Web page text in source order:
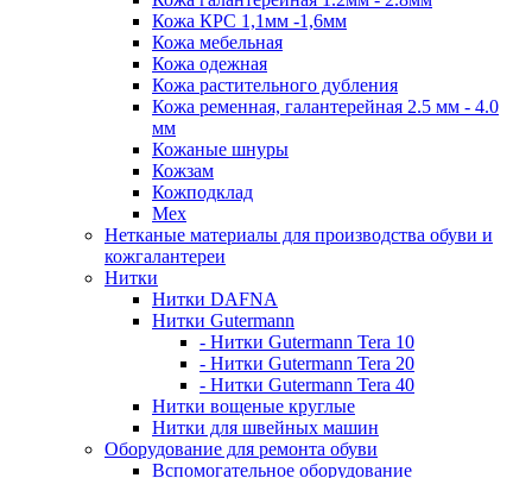
Кожа КРС 1,1мм -1,6мм
Кожа мебельная
Кожа одежная
Кожа растительного дубления
Кожа ременная, галантерейная 2.5 мм - 4.0
мм
Кожаные шнуры
Кожзам
Кожподклад
Мех
Нетканые материалы для производства обуви и
кожгалантереи
Нитки
Нитки DAFNA
Нитки Gutermann
- Нитки Gutermann Tera 10
- Нитки Gutermann Tera 20
- Нитки Gutermann Tera 40
Нитки вощеные круглые
Нитки для швейных машин
Оборудование для ремонта обуви
Вспомогательное оборудование